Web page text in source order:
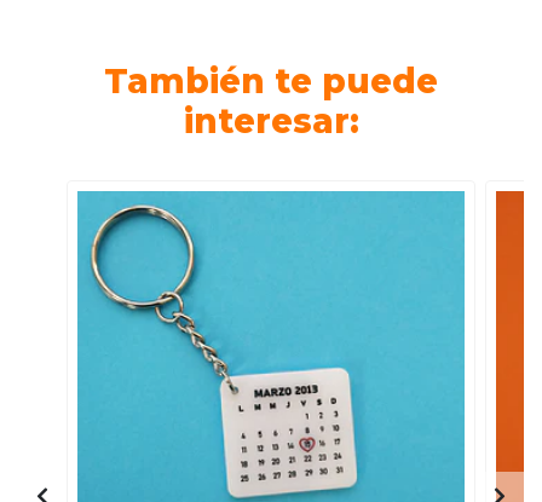
También te puede
interesar: